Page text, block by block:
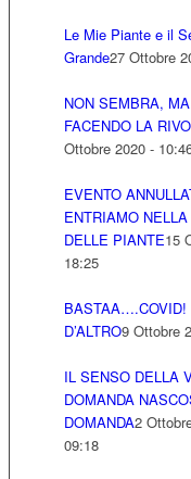
Le Mie Piante e il
Grande27 Ottobre
NON SEMBRA,
FACENDO LA
Ottobre 2020 -
EVENTO
ENTRIAMO
DELLE PIANTE15
18:25
BASTAA….COVID!
D’ALTRO9 Ottobre
IL SENSO DELLA
DOMANDA
DOMANDA2
09:18